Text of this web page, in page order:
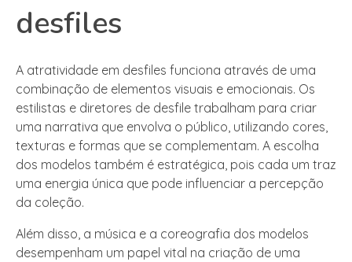
desfiles
A atratividade em desfiles funciona através de uma
combinação de elementos visuais e emocionais. Os
estilistas e diretores de desfile trabalham para criar
uma narrativa que envolva o público, utilizando cores,
texturas e formas que se complementam. A escolha
dos modelos também é estratégica, pois cada um traz
uma energia única que pode influenciar a percepção
da coleção.
Além disso, a música e a coreografia dos modelos
desempenham um papel vital na criação de uma